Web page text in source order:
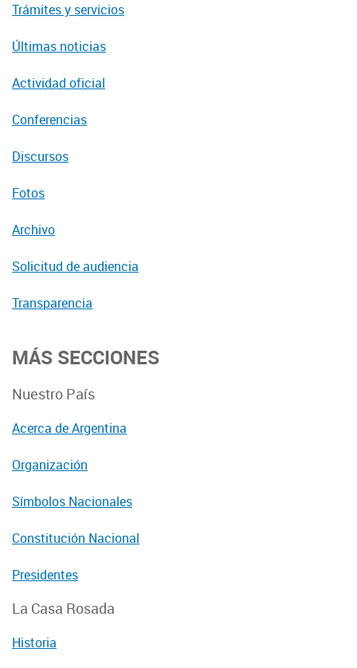
Trámites y servicios
Últimas noticias
Actividad oficial
Conferencias
Discursos
Fotos
Archivo
Solicitud de audiencia
Transparencia
MÁS SECCIONES
Nuestro País
Acerca de Argentina
Organización
Símbolos Nacionales
Constitución Nacional
Presidentes
La Casa Rosada
Historia